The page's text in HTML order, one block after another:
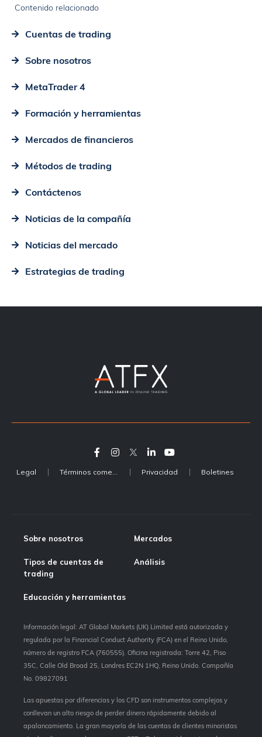
Contenido relacionado
Cuentas de trading
Sobre nosotros
MetaTrader 4
Formación y herramientas
Mercados de financieros
Métodos de trading
Contáctenos
Noticias de la compañía
Noticias del mercado
Estrategias de trading
Legal Privacidad Boletines
Sobre nosotros Mercados
Tipos de cuentas de
trading
Análisis
Educación y herramientas
Información legal: AT Global Markets (UK) Limited está autorizada y
regulada por la Financial Conduct Authority (FCA) en el Reino Unido,
número de registro FCA (760555). Oficina registrada: Torre 42, Piso
35C, Calle Old Broad 25, Londres EC2N 1HQ, Reino Unido. Compañía
No. 09827091
Las apuestas por diferencias y los CFD son instrumentos complejos y
conllevan un alto riesgo de perder dinero rápidamente debido al
apalancamiento. La gran mayoría de las cuentas de clientes minoristas